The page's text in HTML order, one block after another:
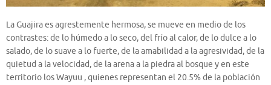
La Guajira es agrestemente hermosa, se mueve en medio de los
contrastes: de lo húmedo a lo seco, del frío al calor, de lo dulce a lo
salado, de lo suave a lo fuerte, de la amabilidad a la agresividad, de la
quietud a la velocidad, de la arena a la piedra al bosque y en este
territorio los Wayuu , quienes representan el 20.5% de la población